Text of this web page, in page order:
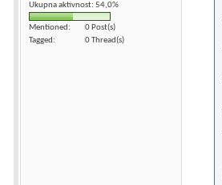
Ukupna aktivnost: 54,0%
Mentioned
0 Post(s)
Tagged
0 Thread(s)